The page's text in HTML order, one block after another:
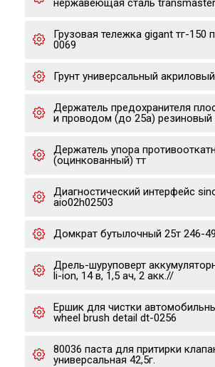
нержавеющая сталь
Грузовая тележка gigant тг-150
0069
Грунт универсальный
Держатель предохранителя
и проводом (до 25а) резиновый
Держатель упора
(оцинкованный) тт
Диагностический интерфейс
aio02h02503
Домкрат бутылочный 25т 246-
Дрель-шуруповерт
li-ion, 14 в, 1,5 ач, 2 акк.//
Ершик для чистки
wheel brush detail dt-0256
80036 паста для притирки
универсальная 42,5г.